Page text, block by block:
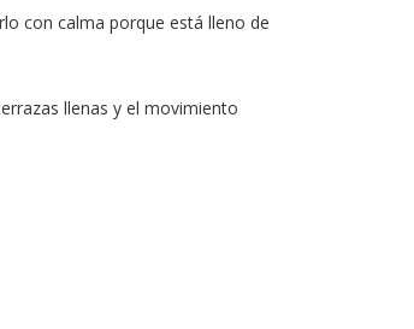
con calma porque está lleno de
llenas y el movimiento